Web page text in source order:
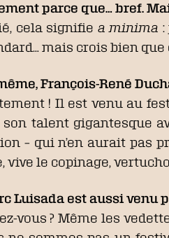
parce que… bref.
cela signifie a minima :
mais crois bien que
François-René
! Il est venu au
talent gigantesque
– qui n’en aurait pas
vive le copinage,
Luisada est aussi venu
vous ? Même les